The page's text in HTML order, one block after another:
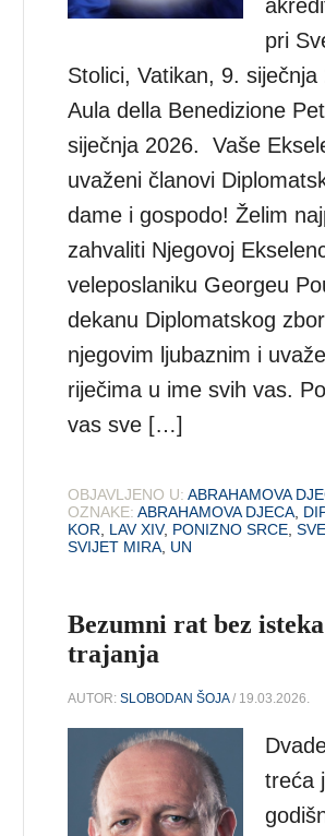
pri
Stolici, Vatikan, 9. siječnja
Aula della Benedizione
siječnja 2026. Vaše
uvaženi članovi
dame i gospodo! Želim
zahvaliti Njegovoj
veleposlaniku Georgeu
dekanu Diplomatskog
njegovim ljubaznim i
riječima u ime svih vas.
vas sve […]
OBJAVLJENO U: ABRAHAMOVA
OZNAKE: ABRAHAMOVA DJECA,
KOR, LAV XIV, PONIZNO SRCE,
SVIJET MIRA, UN
Bezumni rat bez
trajanja
AUTOR:SLOBODAN ŠOJA/ 19.03.2026.
treća